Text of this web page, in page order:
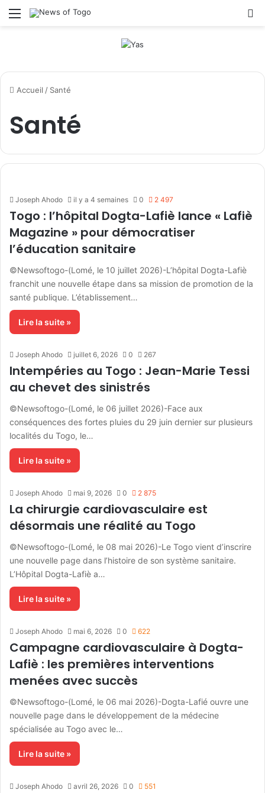
Menu
Accueil / Santé
Santé
Joseph Ahodo il y a 4 semaines 0 2 497
Togo : l’hôpital Dogta-Lafiè lance « Lafiè
Magazine » pour démocratiser
l’éducation sanitaire
©Newsoftogo-(Lomé, le 10 juillet 2026)-L’hôpital Dogta-Lafiè
franchit une nouvelle étape dans sa mission de promotion de la
santé publique. L’établissement…
Lire la suite »
Joseph Ahodo juillet 6, 2026 0 267
Intempéries au Togo : Jean-Marie Tessi
au chevet des sinistrés
©Newsoftogo-(Lomé, le 06 juillet 2026)-Face aux
conséquences des fortes pluies du 29 juin dernier sur plusieurs
localités du Togo, le…
Lire la suite »
Joseph Ahodo mai 9, 2026 0 2 875
La chirurgie cardiovasculaire est
désormais une réalité au Togo
©Newsoftogo-(Lomé, le 08 mai 2026)-Le Togo vient d’inscrire
une nouvelle page dans l’histoire de son système sanitaire.
L’Hôpital Dogta-Lafiè a…
Lire la suite »
Joseph Ahodo mai 6, 2026 0 622
Campagne cardiovasculaire à Dogta-
Lafiè : les premières interventions
menées avec succès
©Newsoftogo-(Lomé, le 06 mai 2026)-Dogta-Lafié ouvre une
nouvelle page dans le développement de la médecine
spécialisée au Togo avec le…
Lire la suite »
Joseph Ahodo avril 26, 2026 0 551